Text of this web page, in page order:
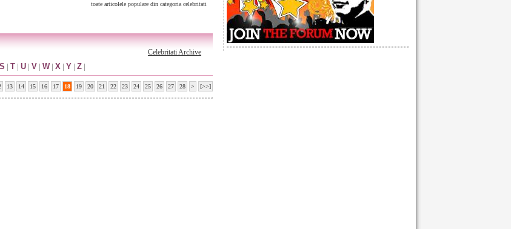
toate articolele populare din categoria celebritati
Celebritati Archive
S | T | U | V | W| X | Y | Z |
13 14 15 16 17 18 19 20 21 22 23 24 25 26 27 28 > [>>]